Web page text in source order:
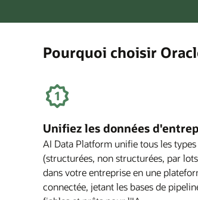
Pourquoi choisir
Unifiez les données
AI Data Platform unifie tous les
(structurées, non structurées, par
dans votre entreprise en une
connectée, jetant les bases de